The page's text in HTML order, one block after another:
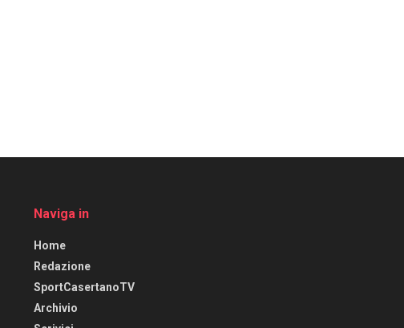
Naviga in
Home
Redazione
SportCasertanoTV
Archivio